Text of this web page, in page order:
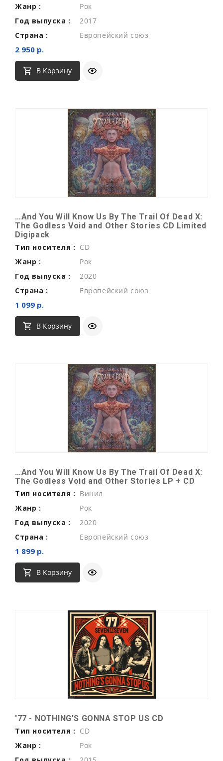
Жанр :
Рок
Год выпуска :
2017
Страна :
Европейский союз
2 950 р.
В Корзину
…And You Will Know Us By The Trail Of Dead X:
The Godless Void and Other Stories CD Limited
Digipack
Тип носителя : CD
Жанр :
Рок
Год выпуска :
2020
Страна :
Европейский союз
1 099 р.
В Корзину
…And You Will Know Us By The Trail Of Dead X:
The Godless Void and Other Stories LP + CD
Тип носителя : Винил
Жанр :
Рок
Год выпуска :
2020
Страна :
Европейский союз
1 899 р.
В Корзину
'77 - NOTHING'S GONNA STOP US CD
Тип носителя : CD
Жанр :
Рок